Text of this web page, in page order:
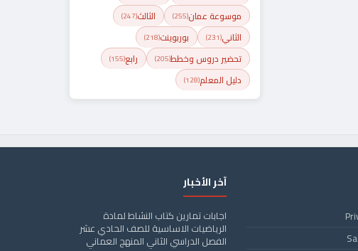
موسوعة عمان(255) الثالث(247)
الثاني(231) بوربوينت(218)
تحضير دروس وخطط(205) رابع(155)
دليل المعلم(128)
آخر الأخبار
اجابات تمارين كتاب النشاط لمادة
الرياضيات الاساسية للصف الحادي عشر
الفصل الدراسي الثاني المنهج العماني